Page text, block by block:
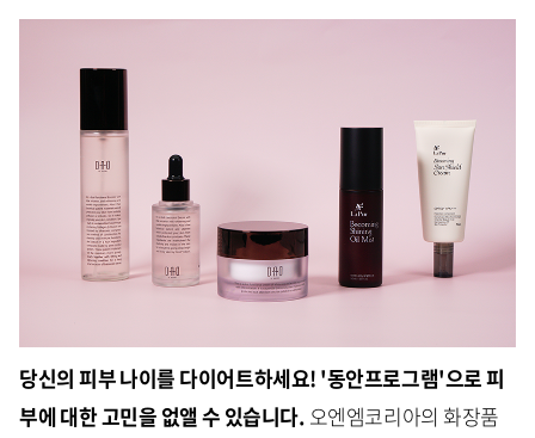
당신의 피부 나이를 다이어트하세요! '동안프로그램'으로 피
부에 대한 고민을 없앨 수 있습니다. 오엔엠코리아의 화장품